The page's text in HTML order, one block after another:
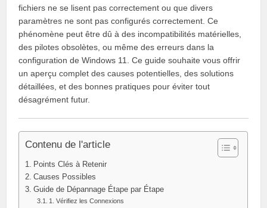
fichiers ne se lisent pas correctement ou que divers
paramètres ne sont pas configurés correctement. Ce
phénomène peut être dû à des incompatibilités matérielles,
des pilotes obsolètes, ou même des erreurs dans la
configuration de Windows 11. Ce guide souhaite vous offrir
un aperçu complet des causes potentielles, des solutions
détaillées, et des bonnes pratiques pour éviter tout
désagrément futur.
Contenu de l'article
Points Clés à Retenir
Causes Possibles
Guide de Dépannage Étape par Étape
1. Vérifiez les Connexions